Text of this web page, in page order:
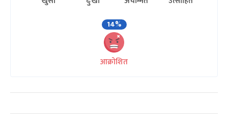
14%
आक्रोशित